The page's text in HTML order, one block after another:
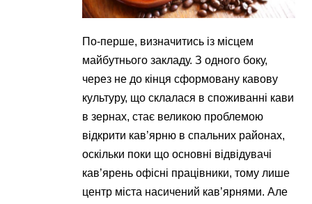
По-перше, визначитись із місцем
майбутнього закладу. З одного боку,
через не до кінця сформовану кавову
культуру, що склалася в споживанні кави
в зернах, стає великою проблемою
відкрити кав’ярню в спальних районах,
оскільки поки що основні відвідувачі
кав’ярень офісні працівники, тому лише
центр міста насичений кав’ярнями. Але